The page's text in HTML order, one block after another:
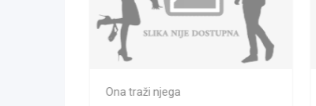
Ona traži njega